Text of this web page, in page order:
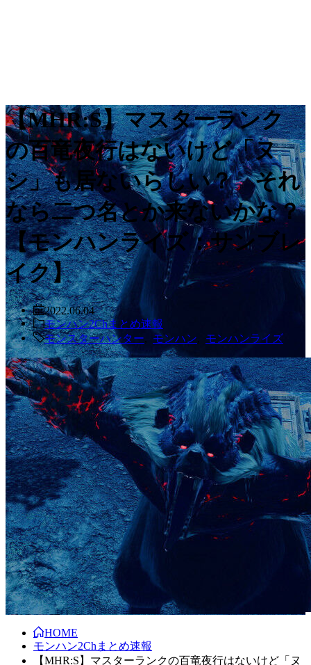
【MHR:S】マスターランク
の百竜夜行はないけど「ヌ
シ」も居ないらしい？ それ
なら二つ名とか来ないかな？
【モンハンライズ：サンブレ
イク】
2022.06.04
モンハン2Chまとめ速報
モンスターハンター
モンハン モンハンライズ
HOME
モンハン2Chまとめ速報
【MHR:S】マスターランクの百竜夜行はないけど「ヌ